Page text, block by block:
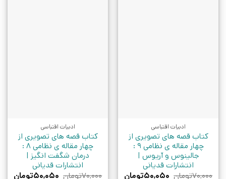
ادبیات اقتباسی
کتاب قصه های تصویری از
چهار مقاله ی نظامی 9 :
جالینوس و آریوس |
انتشارات قدیانی
۷۰,۰۰۰تومان قیمت
۵۰,۰۵۰تومان
ادبیات اقتباسی
کتاب قصه های تصویری از
چهار مقاله ی نظامی 8 :
درمان شگفت انگیز |
انتشارات قدیانی
۷۰,۰۰۰تومان قیمت
۵۰,۰۵۰تومان